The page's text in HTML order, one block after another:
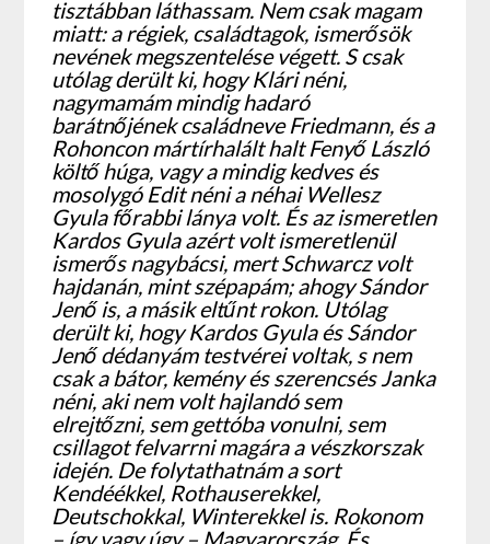
tisztábban láthassam. Nem csak magam
miatt: a régiek, családtagok, ismerősök
nevének megszentelése végett. S csak
utólag derült ki, hogy Klári néni,
nagymamám mindig hadaró
barátnőjének családneve Friedmann, és a
Rohoncon mártírhalált halt Fenyő László
költő húga, vagy a mindig kedves és
mosolygó Edit néni a néhai Wellesz
Gyula főrabbi lánya volt. És az ismeretlen
Kardos Gyula azért volt ismeretlenül
ismerős nagybácsi, mert Schwarcz volt
hajdanán, mint szépapám; ahogy Sándor
Jenő is, a másik eltűnt rokon. Utólag
derült ki, hogy Kardos Gyula és Sándor
Jenő dédanyám testvérei voltak, s nem
csak a bátor, kemény és szerencsés Janka
néni, aki nem volt hajlandó sem
elrejtőzni, sem gettóba vonulni, sem
csillagot felvarrni magára a vészkorszak
idején. De folytathatnám a sort
Kendéékkel, Rothauserekkel,
Deutschokkal, Winterekkel is. Rokonom
– így vagy úgy – Magyarország. És